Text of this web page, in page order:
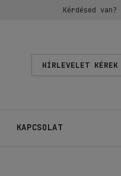
Kérdésed van?
HÍRLEVELET KÉREK
KAPCSOLAT